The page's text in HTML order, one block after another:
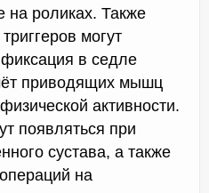
на роликах. Также
могут
в седле
приводящих мышц
активности.
появляться при
сустава, а также
на